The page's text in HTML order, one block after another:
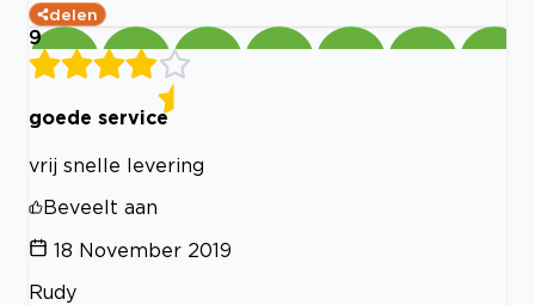
delen
9
goede service
vrij snelle levering
Beveelt aan
18 November 2019
Rudy